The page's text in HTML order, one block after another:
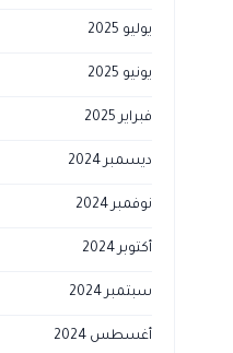
يوليو 2025
يونيو 2025
فبراير 2025
ديسمبر 2024
نوفمبر 2024
أكتوبر 2024
سبتمبر 2024
أغسطس 2024